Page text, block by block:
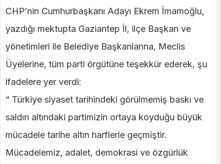
CHP’nin Cumhurbaşkanı Adayı Ekrem İmamoğlu,
yazdığı mektupta Gaziantep İl, ilçe Başkan ve
yönetimleri ile Belediye Başkanlarına, Meclis
Üyelerine, tüm parti örgütüne teşekkür ederek, şu
ifadelere yer verdi:
“ Türkiye siyaset tarihindeki görülmemiş baskı ve
saldırı altındaki partimizin ortaya koyduğu büyük
mücadele tarihe altın harflerle geçmiştir.
Mücadelemiz, adalet, demokrasi ve özgürlük